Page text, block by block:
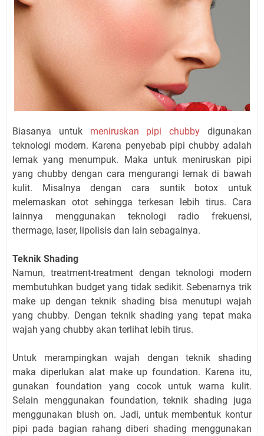
Biasanya untuk meniruskan pipi chubby digunakan
teknologi modern. Karena penyebab pipi chubby adalah
lemak yang menumpuk. Maka untuk meniruskan pipi
yang chubby dengan cara mengurangi lemak di bawah
kulit. Misalnya dengan cara suntik botox untuk
melemaskan otot sehingga terkesan lebih tirus. Cara
lainnya menggunakan teknologi radio frekuensi,
thermage, laser, lipolisis dan lain sebagainya.
Teknik Shading
Namun, treatment-treatment dengan teknologi modern
membutuhkan budget yang tidak sedikit. Sebenarnya trik
make up dengan teknik shading bisa menutupi wajah
yang chubby. Dengan teknik shading yang tepat maka
wajah yang chubby akan terlihat lebih tirus.
Untuk merampingkan wajah dengan teknik shading
maka diperlukan alat make up foundation. Karena itu,
gunakan foundation yang cocok untuk warna kulit.
Selain menggunakan foundation, teknik shading juga
menggunakan blush on. Jadi, untuk membentuk kontur
pipi pada bagian rahang diberi shading menggunakan